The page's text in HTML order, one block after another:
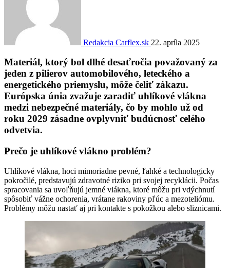
Redakcia Carflex.sk 22. apríla 2025
Materiál, ktorý bol dlhé desaťročia považovaný za
jeden z pilierov automobilového, leteckého a
energetického priemyslu, môže čeliť zákazu.
Európska únia zvažuje zaradiť uhlíkové vlákna
medzi nebezpečné materiály, čo by mohlo už od
roku 2029 zásadne ovplyvniť budúcnosť celého
odvetvia.
Prečo je uhlíkové vlákno problém?
Uhlíkové vlákna, hoci mimoriadne pevné, ľahké a technologicky
pokročilé, predstavujú zdravotné riziko pri svojej recyklácii. Počas
spracovania sa uvoľňujú jemné vlákna, ktoré môžu pri vdýchnutí
spôsobiť vážne ochorenia, vrátane rakoviny pľúc a mezoteliómu.
Problémy môžu nastať aj pri kontakte s pokožkou alebo sliznicami.